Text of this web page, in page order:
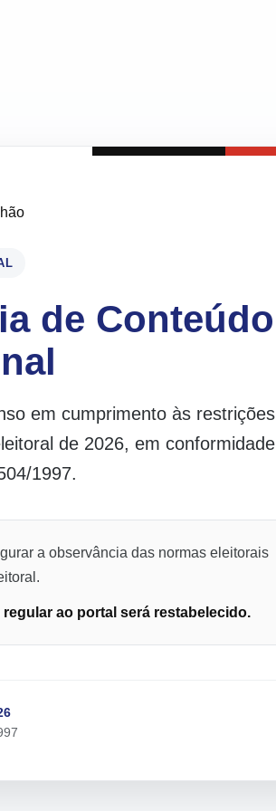
de Conteúdo
em cumprimento às restrições
de 2026, em conformidade
1997.
a observância das normas eleitorais
ao portal será restabelecido.